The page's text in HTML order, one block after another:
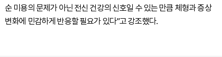
순 미용의 문제가 아닌 전신 건강의 신호일 수 있는 만큼 체형과 증상
변화에 민감하게 반응할 필요가 있다”고 강조했다.